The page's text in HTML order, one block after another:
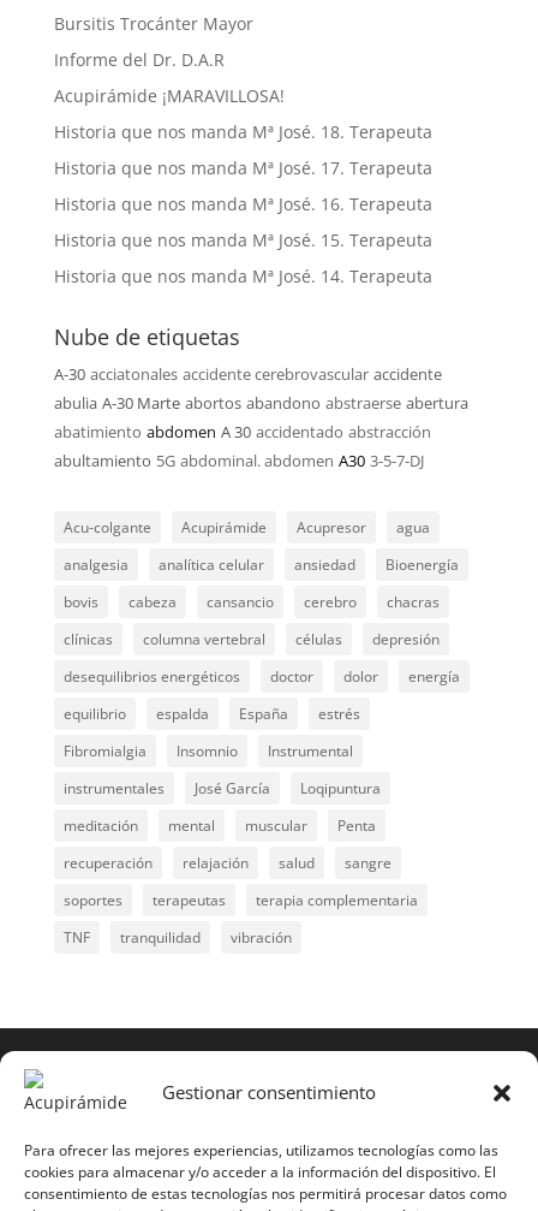
Gestionar consentimiento
Para ofrecer las mejores experiencias, utilizamos tecnologías como las
cookies para almacenar y/o acceder a la información del dispositivo. El
consentimiento de estas tecnologías nos permitirá procesar datos como
Bursitis Trocánter Mayor
Informe del Dr. D.A.R
Acupirámide ¡MARAVILLOSA!
Historia que nos manda Mª José. 18. Terapeuta
Historia que nos manda Mª José. 17. Terapeuta
Historia que nos manda Mª José. 16. Terapeuta
Historia que nos manda Mª José. 15. Terapeuta
Historia que nos manda Mª José. 14. Terapeuta
Nube de etiquetas
A-30 acciatonales accidente cerebrovascular accidente
abulia A-30 Marte abortos abandono abstraerse abertura
abatimiento abdomen A 30 accidentado abstracción
abultamiento 5G abdominal. abdomen A30 3-5-7-DJ
Acu-colgante Acupirámide Acupresor
agua
analgesia
analítica celular ansiedad
Bioenergía
bovis
cabeza cansancio cerebro
chacras
clínicas
columna vertebral células
depresión
desequilibrios energéticos
doctor dolor
energía
equilibrio
espalda España
estrés
Fibromialgia
Insomnio
Instrumental
instrumentales
José García
Loqipuntura
meditación
mental muscular
Penta
recuperación
relajación salud
sangre
soportes
terapeutas
terapia complementaria
TNF
tranquilidad vibración
reservados
estas páginas o parte de ellas, necesita pedir
autorización por escrito a Mario Gil Sánchez.